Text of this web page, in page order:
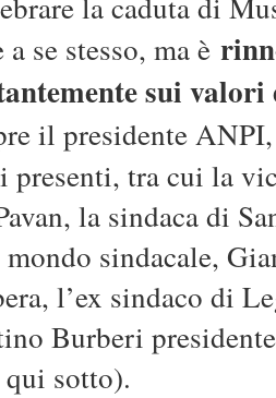
se stesso, ma è
sui valori
il presidente
tra cui la
la sindaca di
sindacale,
l’ex sindaco di
Burberi
sotto).